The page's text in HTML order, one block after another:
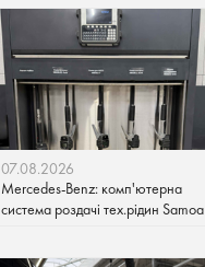
07.08.2026
Mercedes-Benz: комп'ютерна
система роздачі тех.рідин Samoa